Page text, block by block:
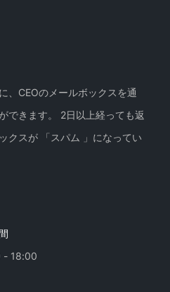
、CEOのメールボックスを通
できます。 2日以上経っても返
クスが 「スパム 」になってい
- 18:00